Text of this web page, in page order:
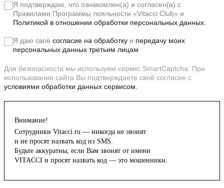
Я подтверждаю, что ознакомлен(а) и согласен(а) с
Правилами Программы лояльности «Vitacci Club» и
Политикой в отношении обработки персональных данных.
Я даю своё согласие на обработку и передачу моих
персональных данных третьим лицам
Для безопасности мы используем сервис SmartCaptcha. При
использовании сайта Вы подтверждаете своё согласие с
условиями обработки данных сервисом.
Внимание!
Сотрудники Vitacci.ru — никогда не звонят
и не просят назвать код из SMS.
Будьте аккуратны, если Вам звонят от имени
VITACCI и просят назвать код — это мошенники.